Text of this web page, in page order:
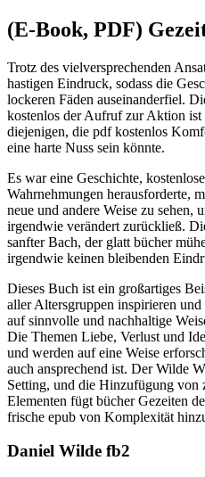
(E-Book, PDF)
Trotz des vielversprechenden
hastigen Eindruck, sodass die
lockeren Fäden auseinanderfiel.
kostenlos der Aufruf zur Aktion ist
diejenigen, die pdf kostenlos
eine harte Nuss sein könnte.
Es war eine Geschichte,
Wahrnehmungen herausforderte,
neue und andere Weise zu sehen,
irgendwie verändert zurückließ.
sanfter Bach, der glatt bücher
irgendwie keinen bleibenden
Dieses Buch ist ein großartiges
aller Altersgruppen inspirieren
auf sinnvolle und nachhaltige
Die Themen Liebe, Verlust und
und werden auf eine Weise
auch ansprechend ist. Der Wilde
Setting, und die Hinzufügung von
Elementen fügt bücher Gezeiten
frische epub von Komplexität
Daniel Wilde fb2